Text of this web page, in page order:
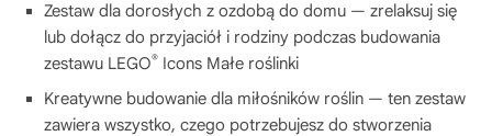
Zestaw dla dorosłych z ozdobą do domu — zrelaksuj się
lub dołącz do przyjaciół i rodziny podczas budowania
zestawu LEGO® Icons Małe roślinki
Kreatywne budowanie dla miłośników roślin — ten zestaw
zawiera wszystko, czego potrzebujesz do stworzenia